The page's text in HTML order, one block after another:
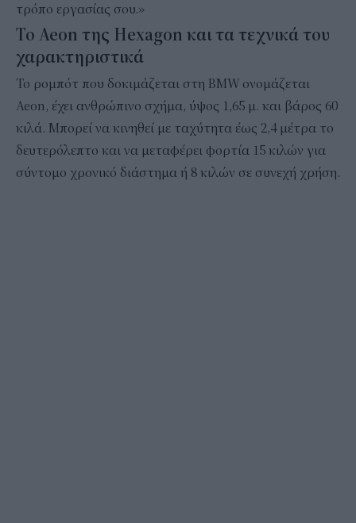
τρόπο εργασίας σου.»
Το Aeon της Hexagon και τα τεχνικά του
χαρακτηριστικά
Το ρομπότ που δοκιμάζεται στη BMW ονομάζεται
Aeon, έχει ανθρώπινο σχήμα, ύψος 1,65 μ. και βάρος 60
κιλά. Μπορεί να κινηθεί με ταχύτητα έως 2,4 μέτρα το
δευτερόλεπτο και να μεταφέρει φορτία 15 κιλών για
σύντομο χρονικό διάστημα ή 8 κιλών σε συνεχή χρήση.